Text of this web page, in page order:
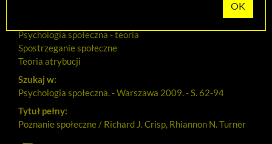
Psychologia społeczna - teoria
Spostrzeganie społeczne
Teoria atrybucji
Szukaj w:
Psychologia społeczna. - Warszawa 2009. - S. 62-94
Tytuł pełny:
Poznanie społeczne / Richard J. Crisp, Rhiannon N. Turner